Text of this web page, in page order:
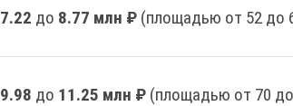
7.22 до 8.77 млн ₽ (площадью от 52 до
9.98 до 11.25 млн ₽ (площадью от 70